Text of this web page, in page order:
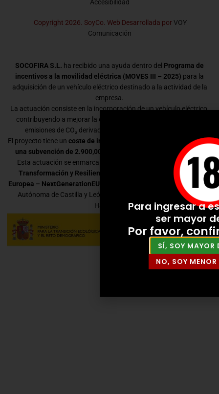
Accesibilidad
Copyright 2026. SoyCo. Web Desarrollada porVOY
Comunicación
SOCOFIRA S.L. ha recibido una ayuda dentro del Programa de
incentivos a la movilidad eléctrica (MOVES III – 2025) para la
adquisición de un vehículo eléctrico destinado a la actividad de la
empresa.
La actuación consiste en la incorporación de un vehículo eléctrico,
contribuyendo a mejorar la eficiencia energética y a reducir las
emisiones de CO₂ derivadas de la movilidad empresarial.
El proyecto tiene un coste de inversión de 39.499,03 €
y ha recibido
una subvención de 2.900,00 €
dentro del programa MOVES III.
Esta actuación se enmarca dentro del
Plan de Recuperación,
Transformación y Resiliencia
y está financiada por la
Europea – NextGenerationEU , siendo gestionada en la Comunidad
Autónoma de Castilla y León por la Consejería de Economía y
Hacienda.
Para ingresar a
ser mayor
Por favor,
SÍ, SOY MAYOR
NO, SOY